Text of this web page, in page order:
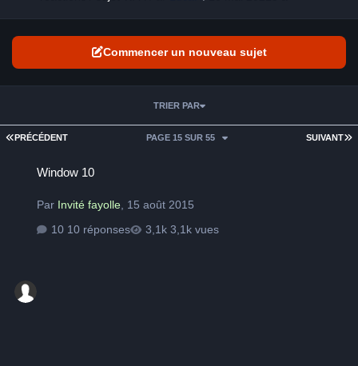
Commencer un nouveau sujet
PREMIÈRE PAGE
PRÉCÉDENT SUIVANT
PAGE 15 SUR 55
TRIER PAR
Window 10
Par Invité fayolle 15 août 2015
10 réponses
3,1k vues